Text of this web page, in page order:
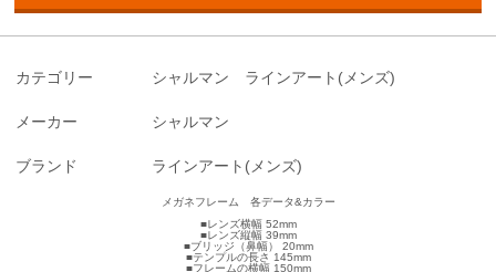
カテゴリー シャルマン ラインアート(メンズ)
メーカー シャルマン
ブランド ラインアート(メンズ)
メガネフレーム 各データ&カラー
■レンズ横幅 52mm
■レンズ縦幅 39mm
■ブリッジ（鼻幅） 20mm
■テンプルの長さ 145mm
■フレームの横幅 150mm